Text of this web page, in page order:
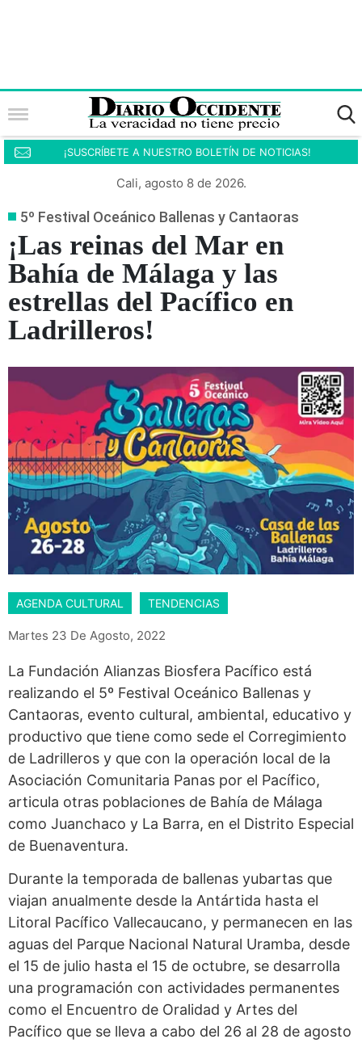
¡SUSCRÍBETE A NUESTRO BOLETÍN DE NOTICIAS!
Cali, agosto 8 de 2026.
5º Festival Oceánico Ballenas y Cantaoras
¡Las reinas del Mar en
Bahía de Málaga y las
estrellas del Pacífico en
Ladrilleros!
AGENDA CULTURAL TENDENCIAS
Martes 23 De Agosto, 2022
La Fundación Alianzas Biosfera Pacífico está
realizando el 5º Festival Oceánico Ballenas y
Cantaoras, evento cultural, ambiental, educativo y
productivo que tiene como sede el Corregimiento
de Ladrilleros y que con la operación local de la
Asociación Comunitaria Panas por el Pacífico,
articula otras poblaciones de Bahía de Málaga
como Juanchaco y La Barra, en el Distrito Especial
de Buenaventura.
Durante la temporada de ballenas yubartas que
viajan anualmente desde la Antártida hasta el
Litoral Pacífico Vallecaucano, y permanecen en las
aguas del Parque Nacional Natural Uramba, desde
el 15 de julio hasta el 15 de octubre, se desarrolla
una programación con actividades permanentes
como el Encuentro de Oralidad y Artes del
Pacífico que se lleva a cabo del 26 al 28 de agosto